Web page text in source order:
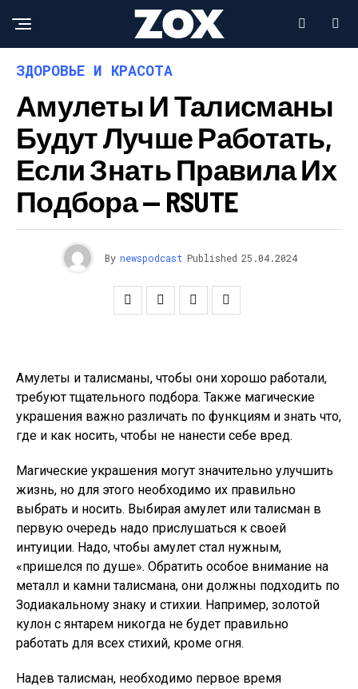
ЗДОРОВЬЕ И КРАСОТА
Амулеты И Талисманы
Будут Лучше Работать,
Если Знать Правила Их
Подбора — RSUTE
By newspodcast Published 25.04.2024
Амулеты и талисманы, чтобы они хорошо работали,
требуют тщательного подбора. Также магические
украшения важно различать по функциям и знать что,
где и как носить, чтобы не нанести себе вред.
Магические украшения могут значительно улучшить
жизнь, но для этого необходимо их правильно
выбрать и носить. Выбирая амулет или талисман в
первую очередь надо прислушаться к своей
интуиции. Надо, чтобы амулет стал нужным,
«пришелся по душе». Обратить особое внимание на
металл и камни талисмана, они должны подходить по
Зодиакальному знаку и стихии. Например, золотой
кулон с янтарем никогда не будет правильно
работать для всех стихий, кроме огня.
Надев талисман, необходимо первое время